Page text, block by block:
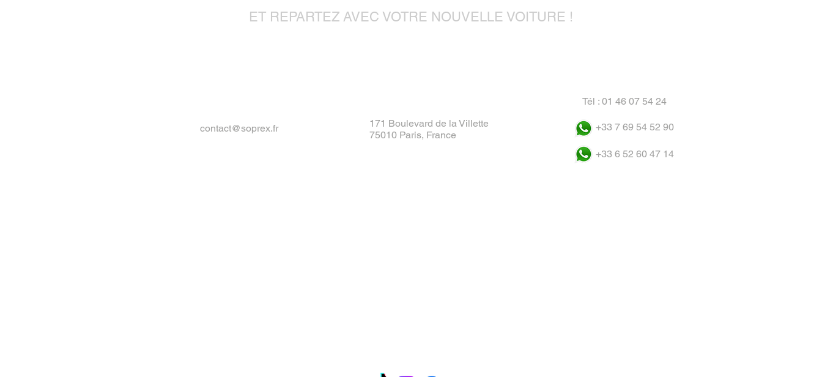
ET REPARTEZ AVEC VOTRE NOUVELLE VOITURE !
Tél : 01 46 07 54 24
contact@soprex.fr
171 Boulevard de la Villette
75010 Paris, France
+33 7 69 54 52 90
+33 6 52 60 47 14